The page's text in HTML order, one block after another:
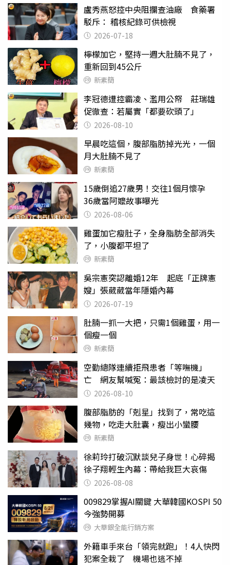
盧秀燕怒控中央阻攔查油廠 食藥署
駁斥： 稽核紀錄可供檢視
2026-07-18
檸檬加它，堅持一週大肚腩不見了，
重新回到45公斤
新素簡
李冠德遭控霸凌、濫用公帑 莊瑞雄
促徹查：若屬實「都要砍頭了」
2026-08-10
早晨吃這個，腹部脂肪掉光光，一個
月大肚腩不見了
新素簡
15歲倒追27歲男！交往1個月懷孕
36歲當阿嬤故事曝光
2026-08-06
雞蛋加它瘦肚子，全身脂肪全部消失
了，小腹都平坦了
新素簡
吳宗憲突認離婚12年 起底「正牌憲
嫂」張葳葳當年隱婚內幕
2026-07-19
肚腩一抓一大把，只需1個雞蛋，用一
個瘦一個
新素簡
空勤總隊連續拒飛患者「等嘸機」
亡 網友幫喊冤：最該檢討的是凌天
2026-08-10
腹部脂肪的「剋星」找到了，常吃這
幾物，吃走大肚囊，瘦出小蠻腰
新素簡
徐莉玲打破沉默談兒子身世！心碎揭
徐子翔輕生內幕：帶給我巨大哀傷
2026-08-08
009829掌握AI關鍵 大華韓國KOSPI 50
今強勢開募
大華銀全能行銷方案
外籍車手來台「領完就跑」！4人快閃
犯案全栽了 機場也逃不掉